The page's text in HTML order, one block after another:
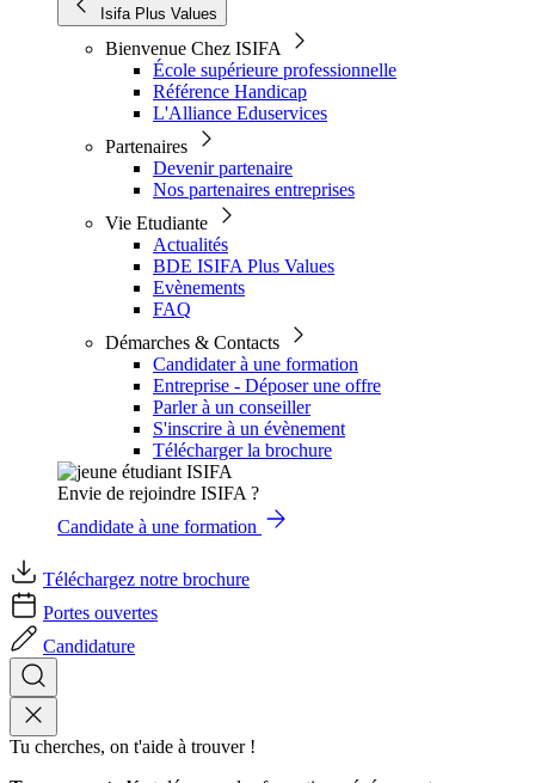
Isifa Plus Values
Bienvenue Chez ISIFA
École supérieure professionnelle
Référence Handicap
L'Alliance Eduservices
Partenaires
Devenir partenaire
Nos partenaires entreprises
Vie Etudiante
Actualités
BDE ISIFA Plus Values
Evènements
FAQ
Démarches & Contacts
Candidater à une formation
Entreprise - Déposer une offre
Parler à un conseiller
S'inscrire à un évènement
Télécharger la brochure
Envie de rejoindre ISIFA ?
Candidate à une formation
Téléchargez notre brochure
Portes ouvertes
Candidature
Tu cherches, on t'aide à trouver !